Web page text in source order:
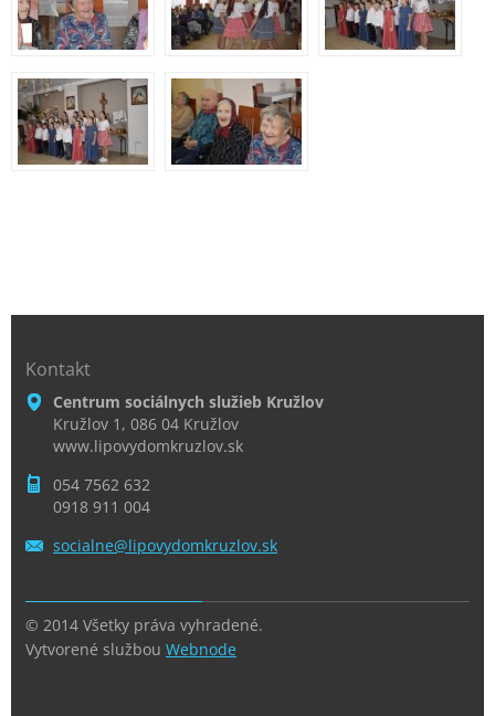
Kontakt
Centrum sociálnych služieb Kružlov
Kružlov 1, 086 04 Kružlov
www.lipovydomkruzlov.sk
054 7562 632
0918 911 004
socialne@lipovydomkruzlov.sk
© 2014 Všetky práva vyhradené.
Vytvorené službou Webnode